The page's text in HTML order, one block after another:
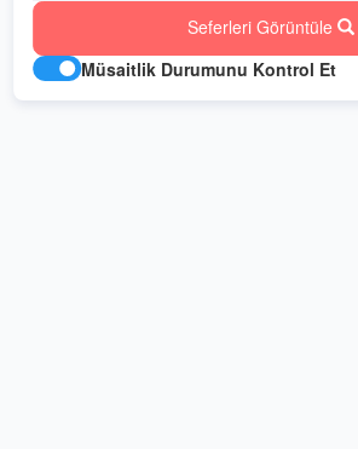
Seferleri Görüntüle
Müsaitlik Durumunu Kontrol Et